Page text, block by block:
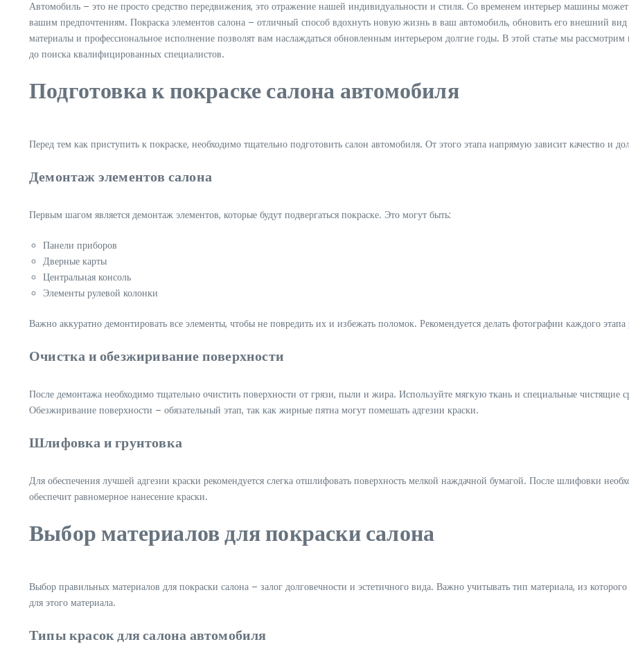
Автомобиль – это не просто средство передвижения, это отражение нашей индивидуальности и стиля. Со временем интерьер машины может
вашим предпочтениям. Покраска элементов салона – отличный способ вдохнуть новую жизнь в ваш автомобиль, обновить его внешний
материалы и профессиональное исполнение позволят вам наслаждаться обновленным интерьером долгие годы. В этой статье мы рассмотрим
до поиска квалифицированных специалистов.
Подготовка к покраске салона автомобиля
Перед тем как приступить к покраске, необходимо тщательно подготовить салон автомобиля. От этого этапа напрямую зависит качество и
Демонтаж элементов салона
Первым шагом является демонтаж элементов, которые будут подвергаться покраске. Это могут быть:
Панели приборов
Дверные карты
Центральная консоль
Элементы рулевой колонки
Важно аккуратно демонтировать все элементы, чтобы не повредить их и избежать поломок. Рекомендуется делать фотографии каждого
Очистка и обезжиривание поверхности
После демонтажа необходимо тщательно очистить поверхности от грязи, пыли и жира. Используйте мягкую ткань и специальные чистящие
Обезжиривание поверхности – обязательный этап, так как жирные пятна могут помешать адгезии краски.
Шлифовка и грунтовка
Для обеспечения лучшей адгезии краски рекомендуется слегка отшлифовать поверхность мелкой наждачной бумагой. После шлифовки
обеспечит равномерное нанесение краски.
Выбор материалов для покраски салона
Выбор правильных материалов для покраски салона – залог долговечности и эстетичного вида. Важно учитывать тип материала, из
для этого материала.
Типы красок для салона автомобиля